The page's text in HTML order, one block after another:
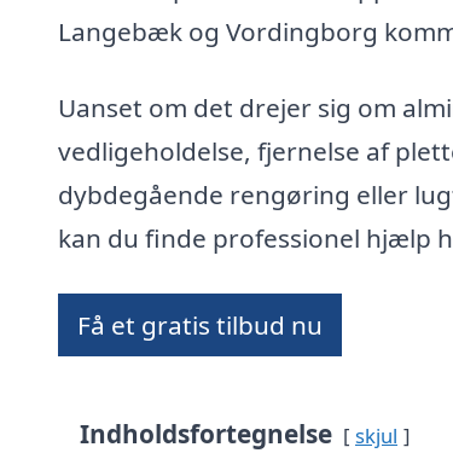
Langebæk og Vordingborg
Uanset om det drejer sig om
vedligeholdelse, fjernelse af
dybdegående rengøring eller
kan du finde professionel hjælp
Få et gratis tilbud nu
Indholdsfortegnelse skjul